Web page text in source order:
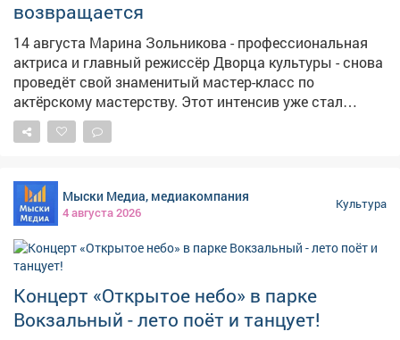
возвращается
14 августа Марина Зольникова - профессиональная
актриса и главный режиссёр Дворца культуры - снова
проведёт свой знаменитый мастер-класс по
актёрскому мастерству. Этот интенсив уже стал
одним из самых популярных в городе: на него
приходят, чтобы прокачать уверенность, снять
ситуации. Никакой скучной теории. Только живая
практика, работа с голосом, телом и вниманием.
Никаких масок - только вы и ваша природная харизма.
Что будет: • упражнения на снятие телесных блоков •
настройка голоса и дикции • импровизация и
сценическая речь • управление состоянием
уверенности Два потока: 🧒 17:00 - для детей и
подростков (игровая форма, знакомство со сценой) 🧑
Мыски Медиа, медиакомпания
4 августа 2026
Культура
Концерт «Открытое небо» в парке
Вокзальный - лето поёт и танцует!